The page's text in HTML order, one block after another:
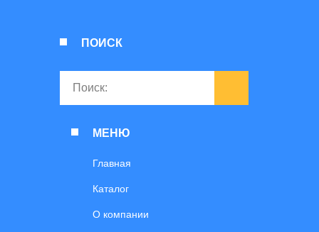
ПОИСК
МЕНЮ
Главная
Каталог
О компании